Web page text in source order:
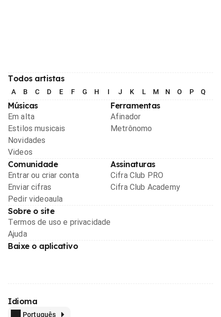
Todos artistas
A B C D E F G H I J K L M N O P Q
Músicas
Em alta
Estilos musicais
Novidades
Videos
Ferramentas
Afinador
Metrônomo
Comunidade
Entrar ou criar conta
Enviar cifras
Pedir videoaula
Assinaturas
Cifra Club PRO
Cifra Club Academy
Sobre o site
Termos de uso e privacidade
Ajuda
Baixe o aplicativo
Idioma
Português